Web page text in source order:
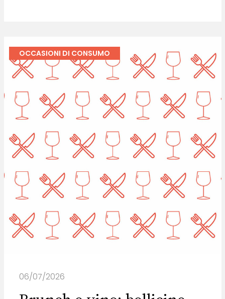
OCCASIONI DI CONSUMO
06/07/2026